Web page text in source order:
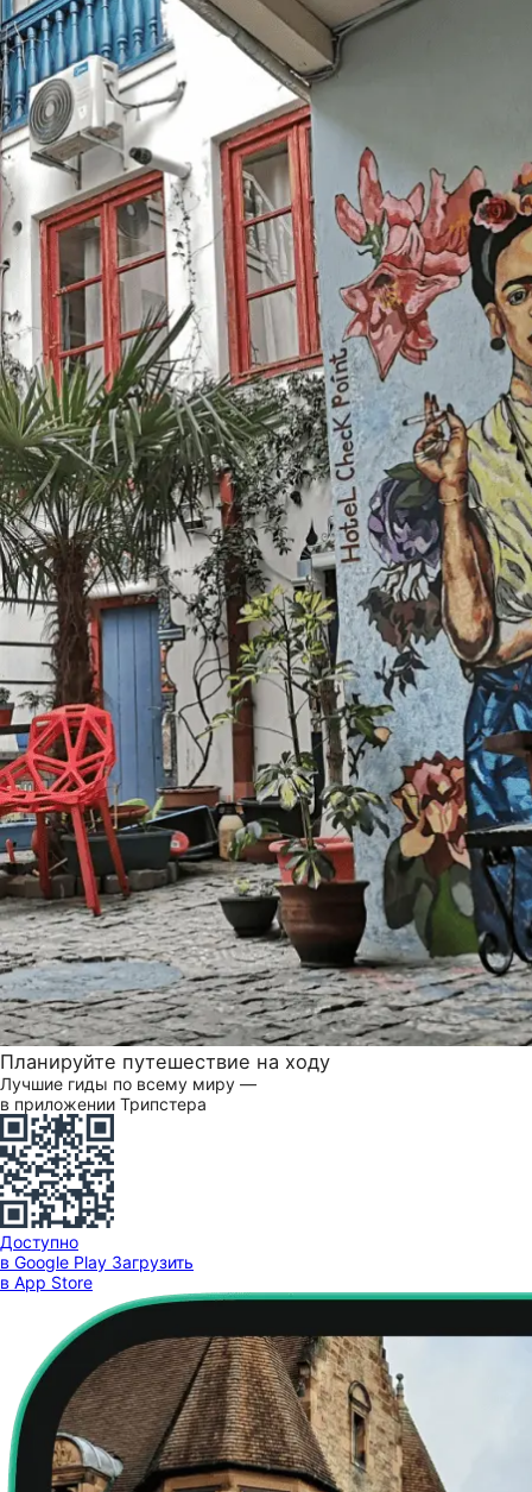
Планируйте путешествие на ходу
Лучшие гиды по всему миру —
в приложении Трипстера
Доступно
в Google Play Загрузить
в App Store